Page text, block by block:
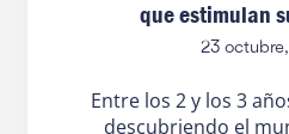
que estimulan
23
Entre los 2 y los 3
descubriendo el